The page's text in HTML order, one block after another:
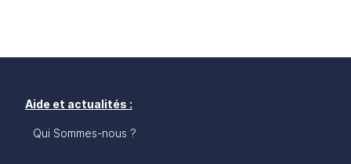
Aide et actualités :
Qui Sommes-nous ?